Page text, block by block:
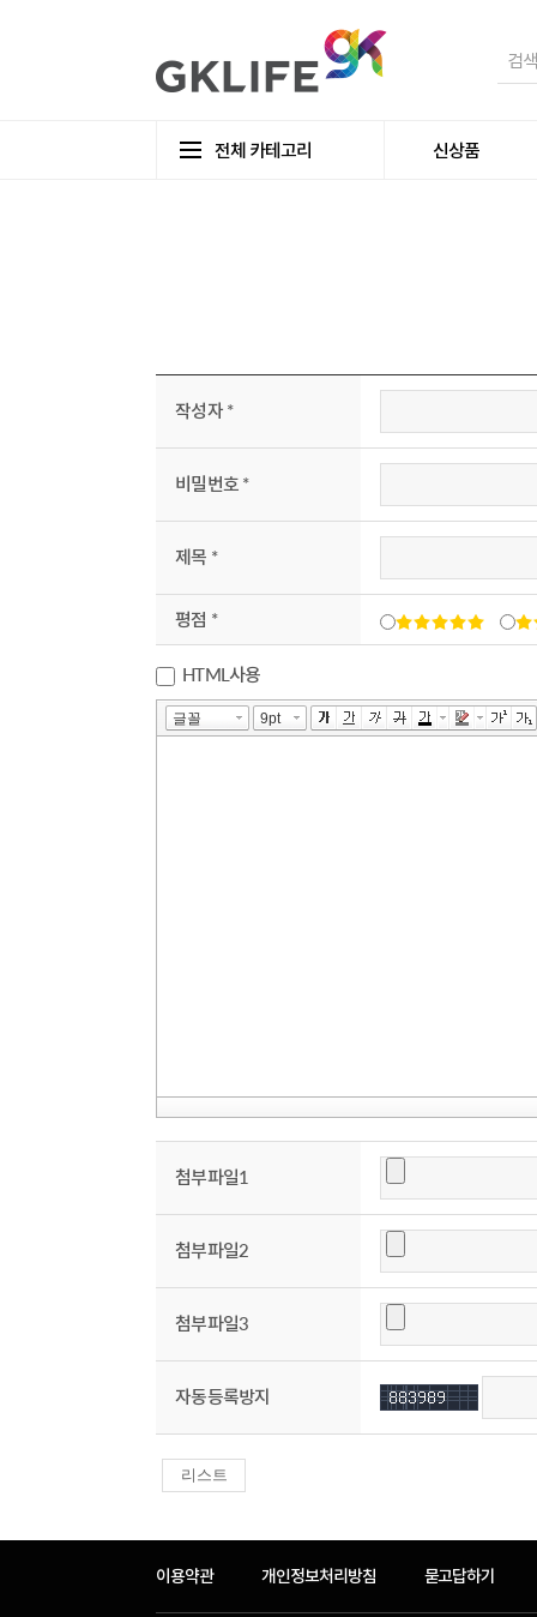
전체 카테고리 신상품
작성자 *
비밀번호 *
제목 *
평점 *
HTML사용
첨부파일1
첨부파일2
첨부파일3
자동등록방지
리스트
이용약관 개인정보처리방침 묻고답하기